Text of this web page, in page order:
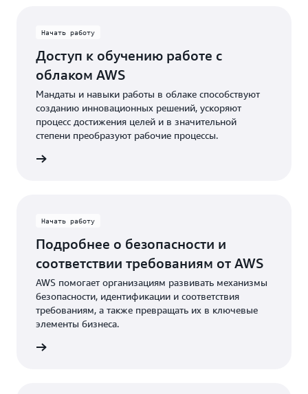
Начать работу
Доступ к обучению работе с
облаком AWS
Мандаты и навыки работы в облаке способствуют
созданию инновационных решений, ускоряют
процесс достижения целей и в значительной
степени преобразуют рабочие процессы.
Начать работу
Подробнее о безопасности и
соответствии требованиям от AWS
AWS помогает организациям развивать механизмы
безопасности, идентификации и соответствия
требованиям, а также превращать их в ключевые
элементы бизнеса.